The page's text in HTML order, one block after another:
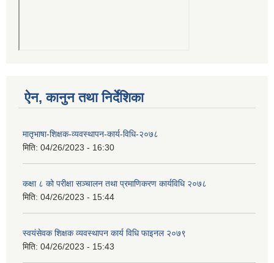
ऐन, कानुन तथा निर्देशिका
मातृभाषा-शिक्षक-व्यवस्थापन-कार्य-विधि-२०७८
मिति: 04/26/2023 - 16:30
कक्षा ८ को परीक्षा सञ्चालन तथा प्रमाणिकरण कार्यविधि २०७८
मिति: 04/26/2023 - 15:44
स्वयंसेवक शिक्षक व्यवस्थापन कार्य विधि फाइनल २०७९
मिति: 04/26/2023 - 15:43